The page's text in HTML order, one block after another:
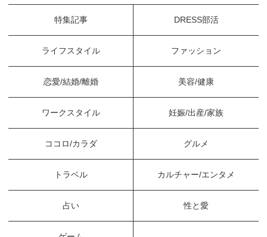
特集記事 DRESS部活
ライフスタイル ファッション
恋愛/結婚/離婚 美容/健康
ワークスタイル 妊娠/出産/家族
ココロ/カラダ グルメ
トラベル カルチャー/エンタメ
占い 性と愛